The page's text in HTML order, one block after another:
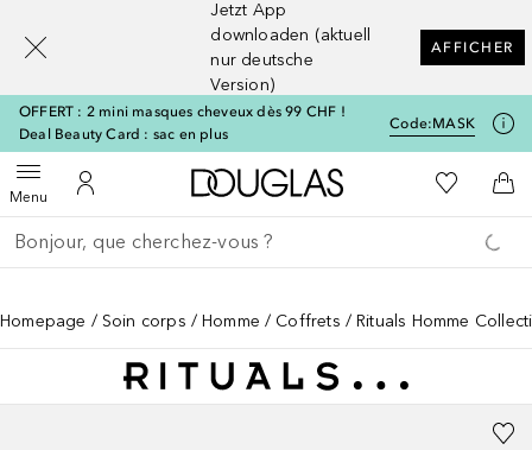
Jetzt App
downloaden (aktuell
nur deutsche
Version)
AFFICHER
OFFERT : 2 mini masques cheveux dès 99 CHF !
Deal Beauty Card : sac en plus
Code:MASK
MenuOuvrir le menuVers Mon Compte
Vers l'accueil Douglas
Vers Ma
Retourner
Exécuter la recherche
Homepage Soin corps Homme Coffrets Rituals Homme
[navigation.slideout.screenreader]